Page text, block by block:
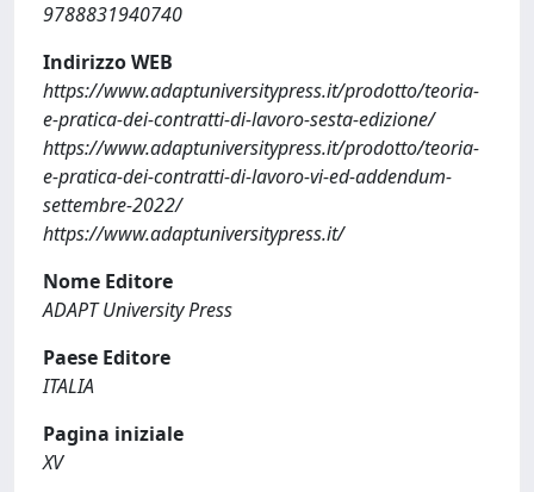
9788831940740
Indirizzo WEB
https://www.adaptuniversitypress.it/prodotto/teoria-
e-pratica-dei-contratti-di-lavoro-sesta-edizione/
https://www.adaptuniversitypress.it/prodotto/teoria-
e-pratica-dei-contratti-di-lavoro-vi-ed-addendum-
settembre-2022/
https://www.adaptuniversitypress.it/
Nome Editore
ADAPT University Press
Paese Editore
ITALIA
Pagina iniziale
XV